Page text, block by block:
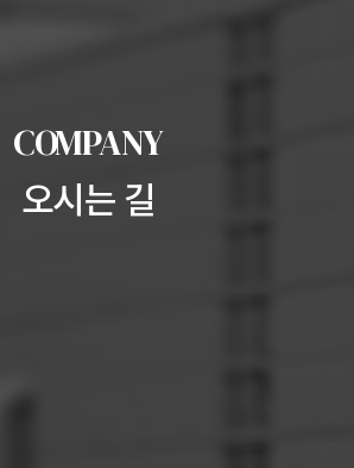
COMPANY
오시는 길